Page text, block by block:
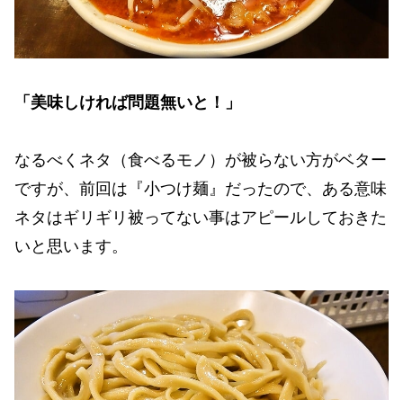
「美味しければ問題無いと！」
なるべくネタ（食べるモノ）が被らない方がベター
ですが、前回は『小つけ麺』だったので、ある意味
ネタはギリギリ被ってない事はアピールしておきた
いと思います。